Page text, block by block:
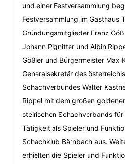
und einer Festversammlung
Festversammlung im Gasthaus
Gründungsmitglieder Franz
Johann Pignitter und Albin
Gößler und Bürgermeister Max
Generalsekretär des
Schachverbundes Walter
Rippel mit dem großen
steirischen Schachverbands
Tätigkeit als Spieler und
Schachklub Bärnbach aus.
erhielten die Spieler und